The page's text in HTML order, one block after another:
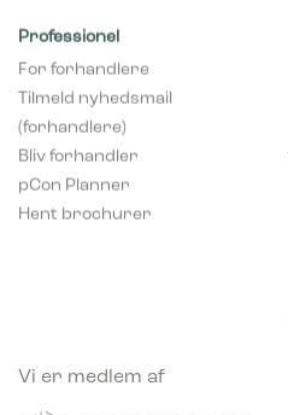
Professionel
For forhandlere
Tilmeld nyhedsmail
(forhandlere)
Bliv forhandler
pCon Planner
Hent brochurer
Vi er medlem af